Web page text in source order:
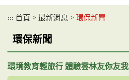
::: 首頁 > 最新消息 > 環保新聞
環保新聞
環境教育輕旅行 體驗雲林友你友我